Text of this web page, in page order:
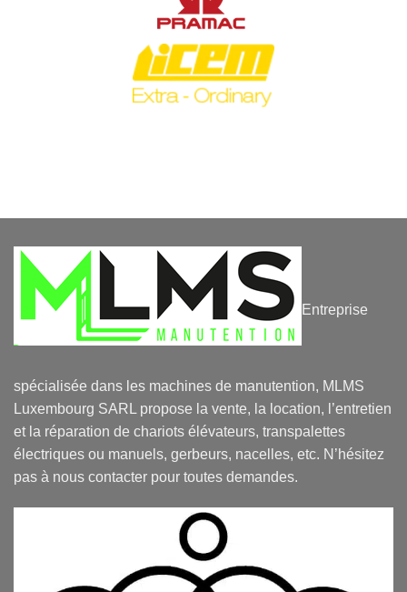
Entreprise
spécialisée dans les machines de manutention, MLMS
Luxembourg SARL propose la vente, la location, l’entretien
et la réparation de chariots élévateurs, transpalettes
électriques ou manuels, gerbeurs, nacelles, etc. N’hésitez
pas à nous contacter pour toutes demandes.